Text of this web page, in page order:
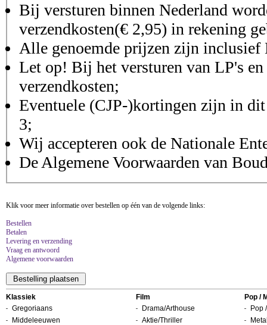
Bij versturen binnen Nederland
verzendkosten(€ 2,95) in rekening
Alle genoemde prijzen zijn inclusief
Let op! Bij het versturen van LP's
verzendkosten;
Eventuele (CJP-)kortingen zijn in
3;
Wij accepteren ook de Nationale
De Algemene Voorwaarden van
Klik voor meer informatie over bestellen op één van de volgende links:
Bestellen
Betalen
Levering en verzending
Vraag en antwoord
Algemene voorwaarden
Klassiek
Gregoriaans
Middeleeuwen
Film
Drama/Arthouse
Aktie/Thriller
Pop /
Pop